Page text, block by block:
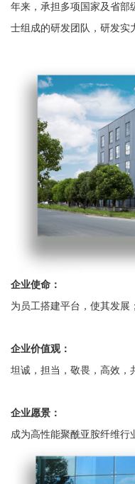
年来，承担多项国家及省部
士组成的研发团队，研发实
企业使命：
为员工搭建平台，使其发展
企业价值观：
坦诚，担当，敬畏，高效，
企业愿景：
成为高性能聚酰亚胺纤维行